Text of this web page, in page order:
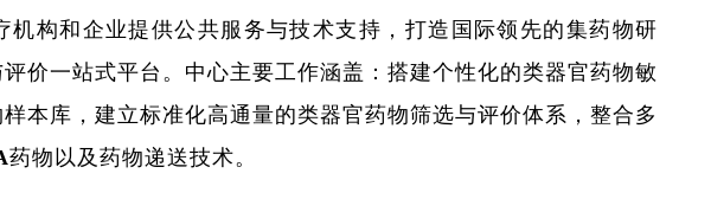
构和企业提供公共服务与技术支持，打造国际领先的集药物研
价一站式平台。中心主要工作涵盖：搭建个性化的类器官药物敏
本库，建立标准化高通量的类器官药物筛选与评价体系，整合多
物以及药物递送技术。